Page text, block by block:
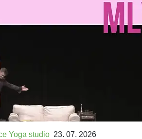
v prodeji.
divadla a inspirace 15. až 18.
již v prodeji na GOOUT -
vstupenky Představ si čtyři dny
Yoga studio 23. 07. 2026